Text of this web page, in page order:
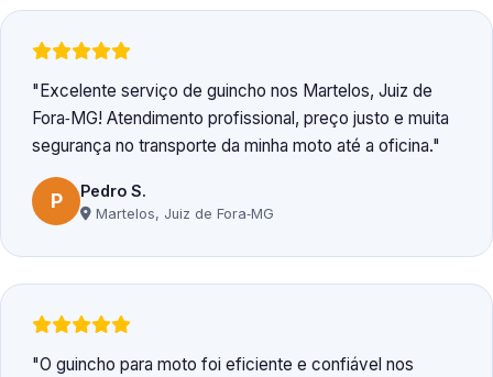
Excelente serviço de guincho nos Martelos, Juiz de
Fora‑MG! Atendimento profissional, preço justo e muita
segurança no transporte da minha moto até a oficina.
P Pedro S.
Martelos, Juiz de Fora‑MG
O guincho para moto foi eficiente e confiável nos